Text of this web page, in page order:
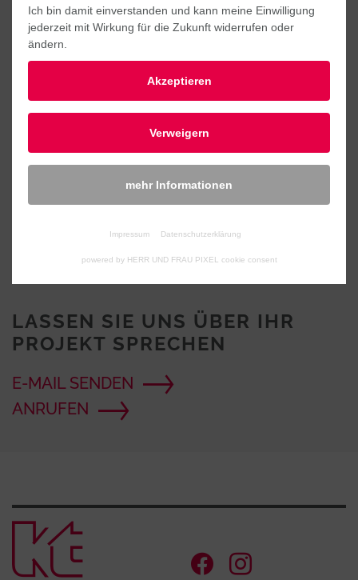
LASSEN SIE UNS ÜBER IHR
PROJEKT SPRECHEN
E-MAIL SENDEN
ANRUFEN
Zur Facebook
Ich bin damit einverstanden und kann meine Einwilligung
jederzeit mit Wirkung für die Zukunft widerrufen oder
ändern.
Akzeptieren
Verweigern
mehr Informationen
Impressum Datenschutzerklärung
powered by HERR UND FRAU PIXEL cookie consent